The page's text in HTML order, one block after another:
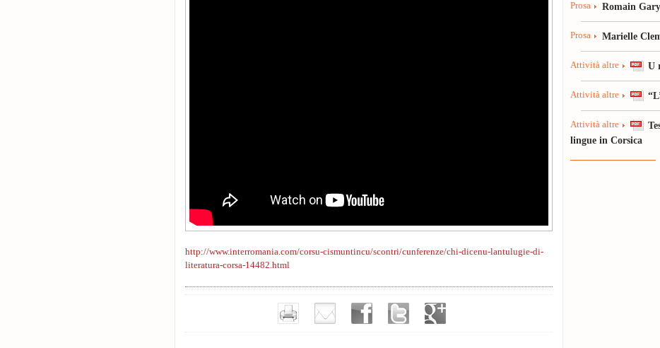
http://www.interromania.com/corsu-cismuntincu/scontri/cunferenze/chi-dicenu-lantulugie-di-
literatura-corsa-14482.html
Prosa Romain
Prosa Marielle
Attività altre U
Attività altre
Attività altre
lingue in Corsica